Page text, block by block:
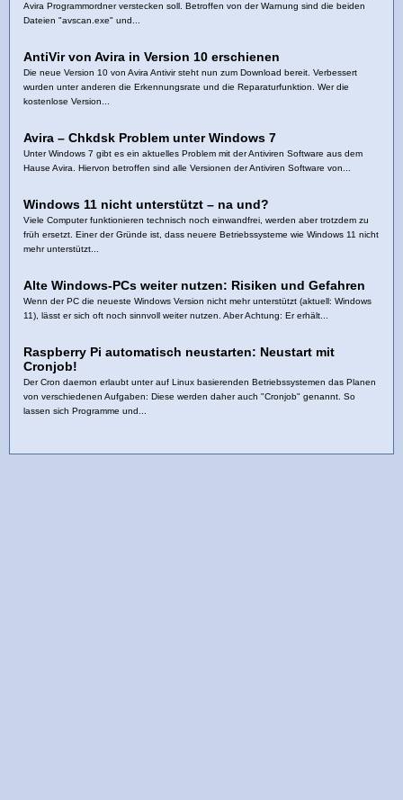
Avira Programmordner verstecken soll. Betroffen von der Warnung sind die beiden
Dateien "avscan.exe" und...
AntiVir von Avira in Version 10 erschienen
Die neue Version 10 von Avira Antivir steht nun zum Download bereit. Verbessert
wurden unter anderen die Erkennungsrate und die Reparaturfunktion. Wer die
kostenlose Version...
Avira – Chkdsk Problem unter Windows 7
Unter Windows 7 gibt es ein aktuelles Problem mit der Antiviren Software aus dem
Hause Avira. Hiervon betroffen sind alle Versionen der Antiviren Software von...
Windows 11 nicht unterstützt – na und?
Viele Computer funktionieren technisch noch einwandfrei, werden aber trotzdem zu
früh ersetzt. Einer der Gründe ist, dass neuere Betriebssysteme wie Windows 11 nicht
mehr unterstützt...
Alte Windows-PCs weiter nutzen: Risiken und Gefahren
Wenn der PC die neueste Windows Version nicht mehr unterstützt (aktuell: Windows
11), lässt er sich oft noch sinnvoll weiter nutzen. Aber Achtung: Er erhält...
Raspberry Pi automatisch neustarten: Neustart mit
Cronjob!
Der Cron daemon erlaubt unter auf Linux basierenden Betriebssystemen das Planen
von verschiedenen Aufgaben: Diese werden daher auch "Cronjob" genannt. So
lassen sich Programme und...